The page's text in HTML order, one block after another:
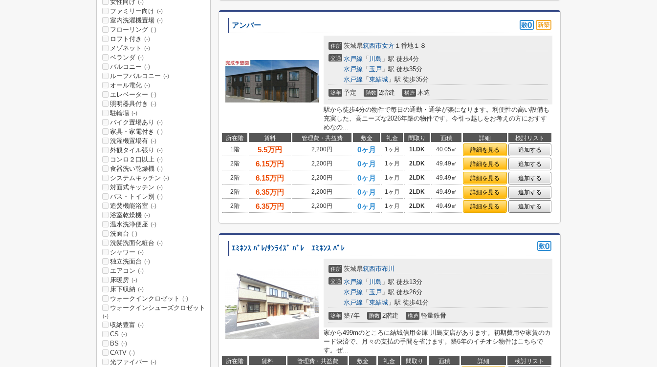
アンバー
住所 茨城県筑西市女方 １番地１８
交通 水戸線 「 川島 」駅 徒歩4分
水戸線 「 玉戸 」駅 徒歩35分
水戸線 「 東結城 」駅 徒歩35分
築年 予定 階数 2階建 構造 木造
駅から徒歩4分の物件で毎日の通勤・通学が楽になります。利便性の高い設備も
充実した、高ニーズな2026年築の物件です。今引っ越しをお考えの方におすす
めなの...
所在階 賃料 管理費・共益費 敷金 礼金 間取り 面積 詳細
検討リスト
1階
5.5万円 2,200円 0ヶ月 1ヶ月 1LDK 40.05㎡ 詳細を見る
追加する
2階
6.15万円 2,200円 0ヶ月 1ヶ月 2LDK 49.49㎡ 詳細を見る
追加する
2階
6.15万円 2,200円 0ヶ月 1ヶ月 2LDK 49.49㎡ 詳細を見る
追加する
2階
6.35万円 2,200円 0ヶ月 1ヶ月 2LDK 49.49㎡ 詳細を見る
追加する
2階
6.35万円 2,200円 0ヶ月 1ヶ月 2LDK 49.49㎡ 詳細を見る 追加する
ｴﾐﾈﾝｽ ﾊﾟﾚ/ｻﾝﾗｲｽﾞ ﾊﾟﾚ ｴﾐﾈﾝｽ ﾊﾟﾚ
住所 茨城県筑西市布川
交通 水戸線 「 川島 」駅 徒歩13分
水戸線 「 玉戸 」駅 徒歩26分
水戸線 「 東結城 」駅 徒歩41分
築年 築7年 階数 2階建 構造 軽量鉄骨
家から499mのところに結城信用金庫 川島支店があります。初期費用や家賃のカ
ード決済で、月々の支払の手間を省けます。築6年のイチオシ物件はこちらで
す。ぜ...
所在階 賃料 管理費・共益費 敷金 礼金 間取り 面積 詳細
検討リスト
女性向け (-)
ファミリー向け (-)
室内洗濯機置場 (-)
フローリング (-)
ロフト付き (-)
メゾネット (-)
ベランダ (-)
バルコニー (-)
ルーフバルコニー (-)
オール電化 (-)
エレベーター (-)
照明器具付き (-)
駐輪場 (-)
バイク置場あり (-)
家具・家電付き (-)
洗濯機置場有 (-)
外観タイル張り (-)
コンロ２口以上 (-)
食器洗い乾燥機 (-)
システムキッチン (-)
対面式キッチン (-)
バス・トイレ別 (-)
追焚機能浴室 (-)
浴室乾燥機 (-)
温水洗浄便座 (-)
洗面台 (-)
洗髪洗面化粧台 (-)
シャワー (-)
独立洗面台 (-)
エアコン (-)
床暖房 (-)
床下収納 (-)
ウォークインクロゼット (-)
ウォークインシューズクロゼット
(-)
収納豊富 (-)
CS (-)
BS (-)
CATV (-)
光ファイバー (-)